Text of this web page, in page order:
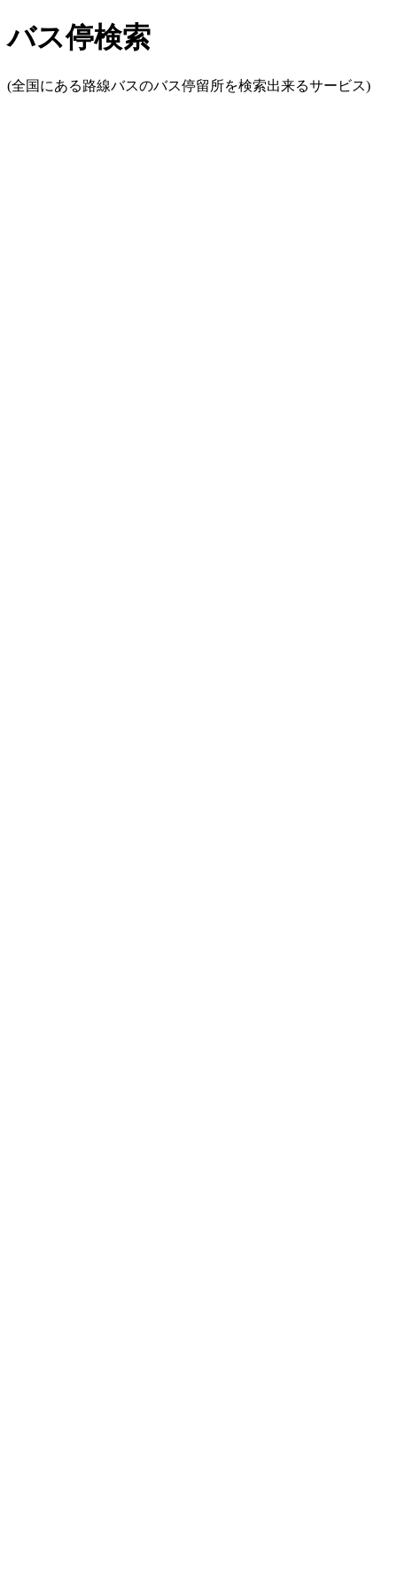
バス停検索
(全国にある路線バスのバス停留所を検索出来るサービス)